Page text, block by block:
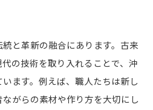
と革新の融合にあります。古来
の技術を取り入れることで、沖
ます。例えば、職人たちは新し
がらの素材や作り方を大切にし